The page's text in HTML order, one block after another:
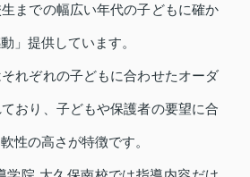
までの幅広い年代の子どもに確か
」提供しています。
れぞれの子どもに合わせたオーダ
おり、子どもや保護者の要望に合
性の高さが特徴です。